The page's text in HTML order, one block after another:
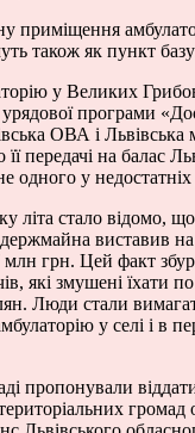
приміщення
також як пункт
у Великих
програми
ОВА і Львівська
передачі на балас
одного у недостатніх
літа стало відомо,
виставив
млн грн. Цей факт
які змушені їхати
Люди стали
у селі і в
пропонували